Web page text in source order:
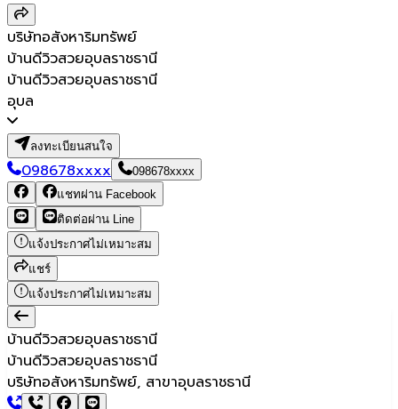
บริษัทอสังหาริมทรัพย์
บ้านดีวิวสวยอุบลราชธานี
บ้านดีวิวสวยอุบลราชธานี
อุบล
ลงทะเบียนสนใจ
098678xxxx
098678xxxx
แชทผ่าน Facebook
ติดต่อผ่าน Line
แจ้งประกาศไม่เหมาะสม
แชร์
แจ้งประกาศไม่เหมาะสม
บ้านดีวิวสวยอุบลราชธานี
บ้านดีวิวสวยอุบลราชธานี
บริษัทอสังหาริมทรัพย์, สาขาอุบลราชธานี